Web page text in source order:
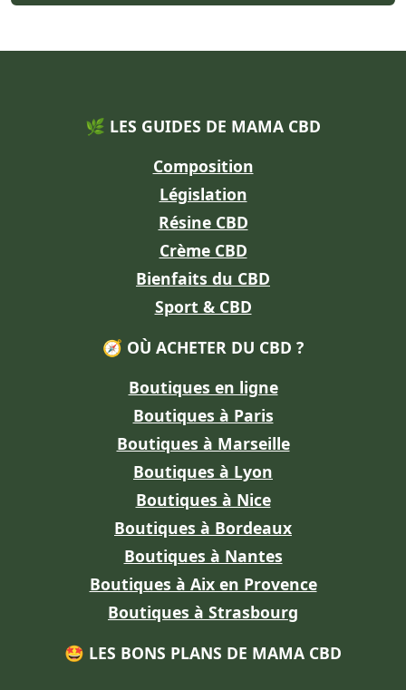
🌿 LES GUIDES DE MAMA CBD
Composition
Législation
Résine CBD
Crème CBD
Bienfaits du CBD
Sport & CBD
🧭 OÙ ACHETER DU CBD ?
Boutiques en ligne
Boutiques à Paris
Boutiques à Marseille
Boutiques à Lyon
Boutiques à Nice
Boutiques à Bordeaux
Boutiques à Nantes
Boutiques à Aix en Provence
Boutiques à Strasbourg
🤩 LES BONS PLANS DE MAMA CBD